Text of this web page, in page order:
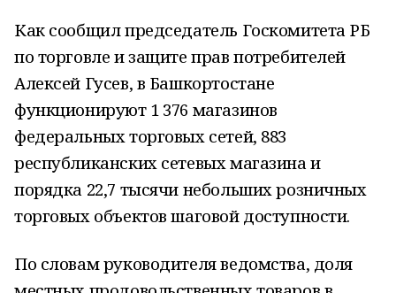
Как сообщил председатель Госкомитета РБ
по торговле и защите прав потребителей
Алексей Гусев, в Башкортостане
функционируют 1 376 магазинов
федеральных торговых сетей, 883
республиканских сетевых магазина и
порядка 22,7 тысячи небольших розничных
торговых объектов шаговой доступности.
По словам руководителя ведомства, доля